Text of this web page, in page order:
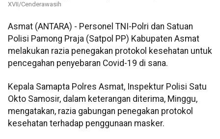
XVII/Cenderawasih
Asmat (ANTARA) - Personel TNI-Polri dan Satuan
Polisi Pamong Praja (Satpol PP) Kabupaten Asmat
melakukan razia penegakan protokol kesehatan untuk
pencegahan penyebaran Covid-19 di sana.
Kepala Samapta Polres Asmat, Inspektur Polisi Satu
Okto Samosir, dalam keterangan diterima, Minggu,
mengatakan, razia gabungan penegakan protokol
kesehatan terhadap penggunaan masker.